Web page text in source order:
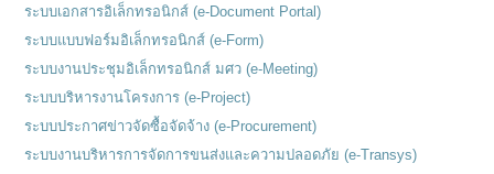
ระบบเอกสารอิเล็กทรอนิกส์ (e-Document Portal)
ระบบแบบฟอร์มอิเล็กทรอนิกส์ (e-Form)
ระบบงานประชุมอิเล็กทรอนิกส์ มศว (e-Meeting)
ระบบบริหารงานโครงการ (e-Project)
ระบบประกาศข่าวจัดซื้อจัดจ้าง (e-Procurement)
ระบบงานบริหารการจัดการขนส่งและความปลอดภัย (e-Transys)